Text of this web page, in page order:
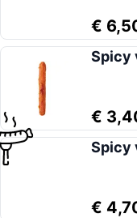
€
Spicy
€
Spicy
€